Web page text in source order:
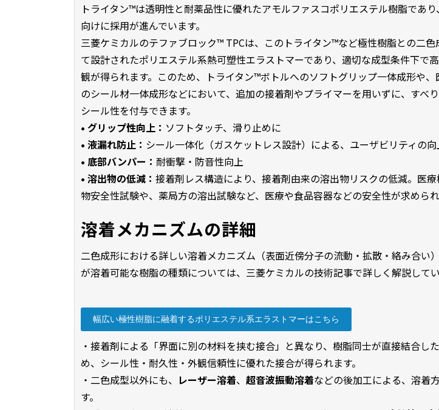
トライタン™は透明性と耐薬品性に優れたアモルファスコポリエステル樹脂であ
向けに採用が進んでいます。
三菱ケミカルのテファブロック™ TPCは、このトライタン™など極性樹脂との二
て設計されたポリエステル系熱可塑性エラストマーであり、適切な成型条件下で
観が得られます。このため、トライタン™ボトルへのソフトグリップ一体成形や
のシール材一体成形などにおいて、追加の接着剤やプライマーを用いずに、すべ
シール性を付与できます。
• グリップ性向上： ソフトタッチ、滑り止めに
• 液漏れ防止： シール一体化（ガスケットレス設計）による、ユーザビリティの向
• 底部バンパー： 耐衝撃・防音性向上
• 溶出物の低減： 接着剤レス構造により、接着剤由来の溶出物リスクの低減。医
物安全性試験や、薬局方の溶出試験など、医療や食品容器などの安全性が求めら
溶着メカニズムの詳細
二色成形における詳しい溶着メカニズム（表面近傍分子の流動・拡散・絡み合い
が溶着可能な樹脂の種類については、三菱ケミカルの技術記事で詳しく解説してい
幅広い極性樹脂に融着するポリエステル系エラストマーはこちら
・接着剤による「界面に別の材料を挟む接合」と異なり、樹脂同士が直接結合し
め、シール性・耐久性・外観信頼性に優れた接合が得られます。
・二色成型以外にも、 レーザー溶着、 超音波振動溶着などの後加工による、溶着
す。